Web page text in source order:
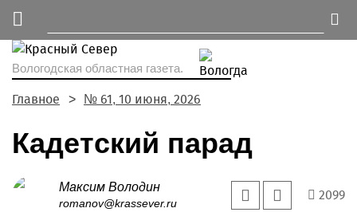
Вологодская областная газета.
Главное № 61, 10 июня, 2026
Кадетский парад
Максим Володин
romanov@krassever.ru
2099